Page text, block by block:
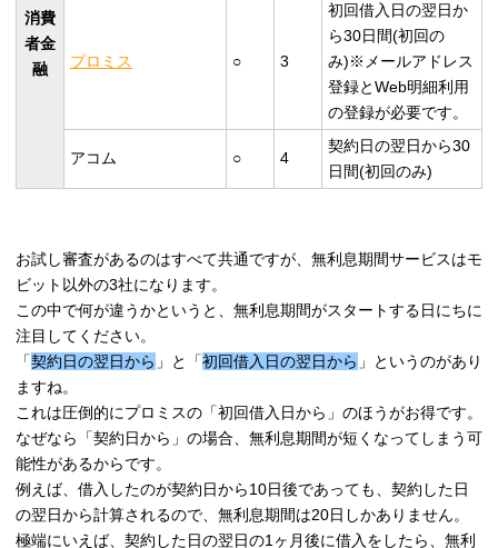
消費
者金
融
プロミス ○ 3
初回借入日の翌日か
ら30日間(初回の
み)※メールアドレス
登録とWeb明細利用
の登録が必要です。
アコム ○ 4
契約日の翌日から30
日間(初回のみ)
お試し審査があるのはすべて共通ですが、無利息期間サービスはモ
ビット以外の3社になります。
この中で何が違うかというと、無利息期間がスタートする日にちに
注目してください。
「契約日の翌日から 」と「初回借入日の翌日から 」というのがあり
ますね。
これは圧倒的にプロミスの「初回借入日から」のほうがお得です。
なぜなら「契約日から」の場合、無利息期間が短くなってしまう可
能性があるからです。
例えば、借入したのが契約日から10日後であっても、契約した日
の翌日から計算されるので、無利息期間は20日しかありません。
極端にいえば、契約した日の翌日の1ヶ月後に借入をしたら、無利